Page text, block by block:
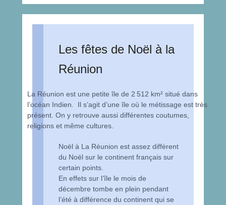
Les fêtes de Noël à la
Réunion
La Réunion est une petite île de 2 512 km² situé dans
l’océan Indien. Il s’agit d’une île où le métissage est très
présent. On y retrouve aussi différentes coutumes,
religions et même cultures.
Noël à La Réunion est assez différent
du Noël sur le continent français sur
certain points.
En effets sur l’île le mois de
décembre tombe en plein pendant
l’été à différence du continent qui se